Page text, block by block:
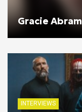
Gracie
INTERVIEWS